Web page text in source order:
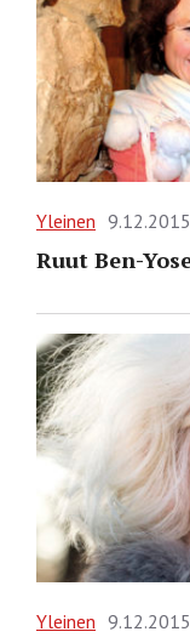
Yleinen 9.12.2015
Ruut Ben-
Yleinen 9.12.2015